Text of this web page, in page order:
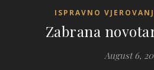
ISPRAVNO
Zabrana
August 6,